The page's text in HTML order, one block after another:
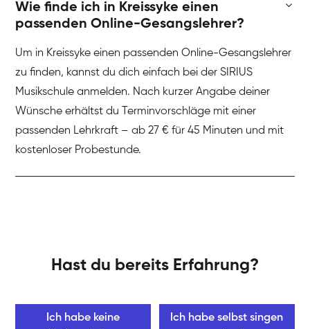
Wie finde ich in Kreissyke einen
passenden Online-Gesangslehrer?
Um in Kreissyke einen passenden Online-Gesangslehrer
zu finden, kannst du dich einfach bei der SIRIUS
Musikschule anmelden. Nach kurzer Angabe deiner
Wünsche erhältst du Terminvorschläge mit einer
passenden Lehrkraft – ab 27 € für 45 Minuten und mit
kostenloser Probestunde.
Hast du bereits Erfahrung?
Ich habe keine
Ich habe selbst singen